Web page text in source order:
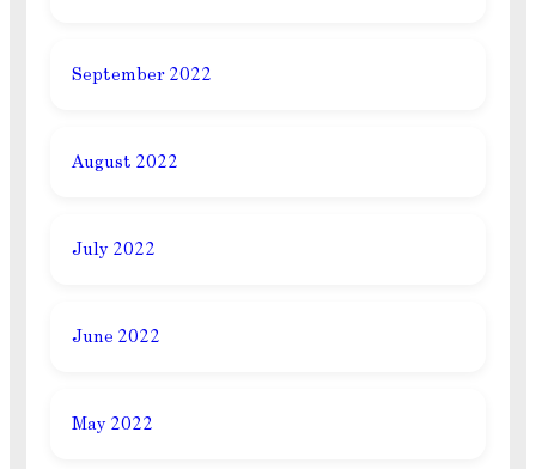
September 2022
August 2022
July 2022
June 2022
May 2022